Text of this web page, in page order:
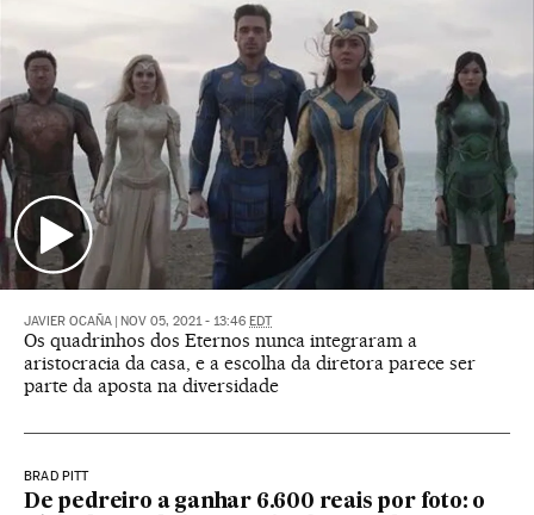
JAVIER OCAÑA NOV 05, 2021 - 13:46 EDT
Os quadrinhos dos Eternos nunca integraram a
aristocracia da casa, e a escolha da diretora parece ser
parte da aposta na diversidade
BRAD PITT
De pedreiro a ganhar 6.600 reais por foto: o